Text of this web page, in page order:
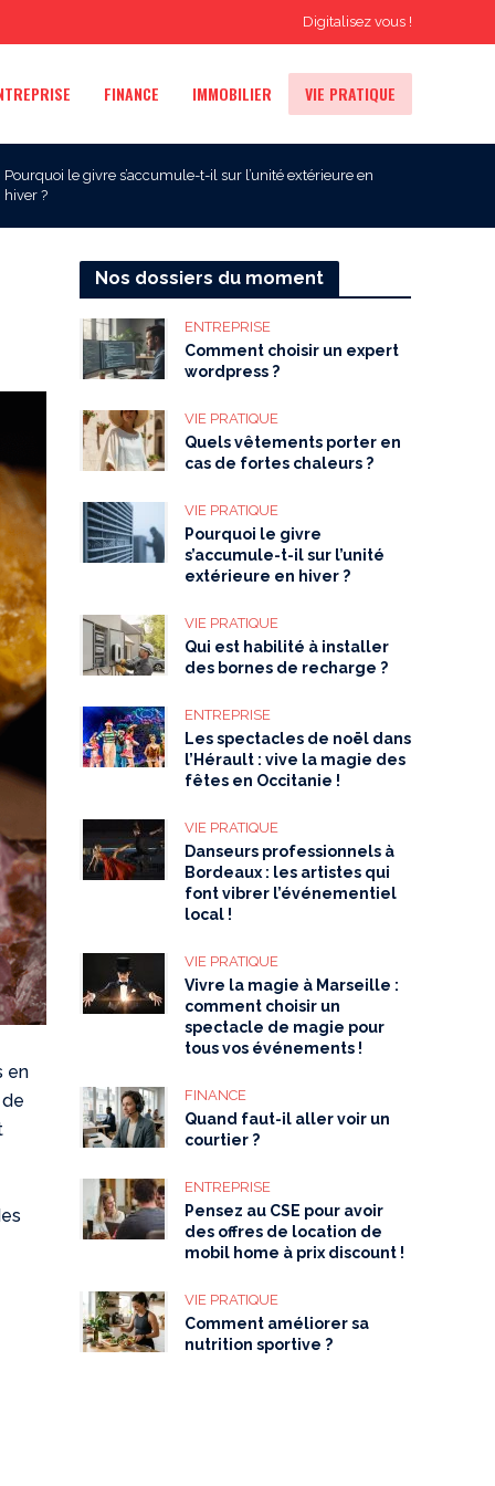
Digitalisez vous !
FINANCE IMMOBILIER VIE PRATIQUE
Pourquoi le givre s’accumule-t-il sur l’unité extérieure en
hiver ?
en
Nos dossiers du moment
ENTREPRISE
Comment choisir un expert
wordpress ?
VIE PRATIQUE
Quels vêtements porter en
cas de fortes chaleurs ?
VIE PRATIQUE
Pourquoi le givre
s’accumule-t-il sur l’unité
extérieure en hiver ?
VIE PRATIQUE
Qui est habilité à installer
des bornes de recharge ?
ENTREPRISE
Les spectacles de noël dans
l’Hérault : vive la magie des
fêtes en Occitanie !
VIE PRATIQUE
Danseurs professionnels à
Bordeaux : les artistes qui
font vibrer l’événementiel
local !
VIE PRATIQUE
Vivre la magie à Marseille :
comment choisir un
spectacle de magie pour
tous vos événements !
FINANCE
Quand faut-il aller voir un
courtier ?
ENTREPRISE
Pensez au CSE pour avoir
des offres de location de
mobil home à prix discount !
VIE PRATIQUE
Comment améliorer sa
nutrition sportive ?